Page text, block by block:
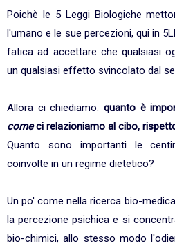
Poichè le 5 Leggi Biologiche
l'umano e le sue percezioni, qui in
fatica ad accettare che qualsiasi
un qualsiasi effetto svincolato dal
Allora ci chiediamo: quanto è
comeci relazioniamo al cibo,
Quanto sono importanti le
coinvolte in un regime dietetico?
Un po' come nella ricerca bio-
la percezione psichica e si
bio-chimici, allo stesso modo